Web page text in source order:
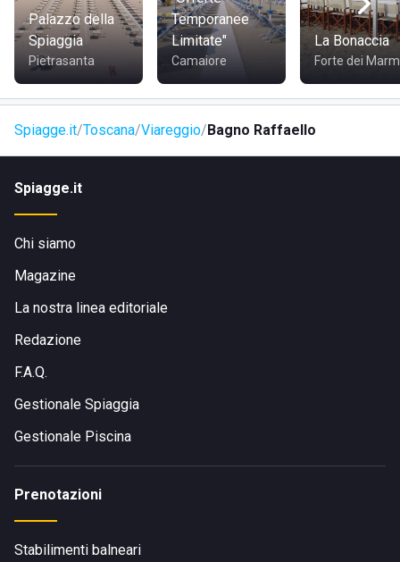
Si può accedere allo stabilimento tramite il lungomare,
dunque si trova nelle vicinanze del centro abitato; è
facilmente raggiungibile a piedi, in bicicletta, in auto o con i
mezzi pubblici.
Palazzo della
Spiaggia
Pietrasanta
Temporanee
Limitate"
Camaiore
La Bonaccia
Forte dei
Spiagge.it Toscana Viareggio Bagno Raffaello
Spiagge.it
Chi siamo
Magazine
La nostra linea editoriale
Redazione
F.A.Q.
Gestionale Spiaggia
Gestionale Piscina
Prenotazioni
Stabilimenti balneari